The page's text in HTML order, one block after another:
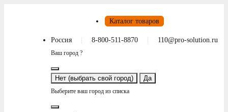
Каталог товаров
Россия 8-800-511-8870 110@pro-solution.ru
Ваш город ?
Нет (выбрать свой город) Да
Выберите ваш город из списка